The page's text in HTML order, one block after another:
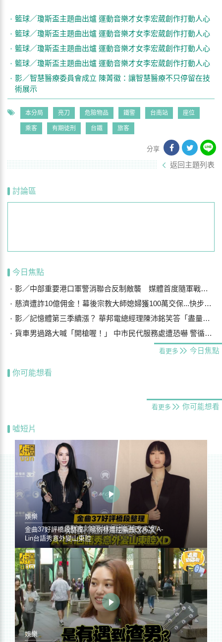
籃球／瓊斯盃主題曲出爐 運動音樂才女李宏葳創作打動人心
籃球／瓊斯盃主題曲出爐 運動音樂才女李宏葳創作打動人心
籃球／瓊斯盃主題曲出爐 運動音樂才女李宏葳創作打動人心
籃球／瓊斯盃主題曲出爐 運動音樂才女李宏葳創作打動人心
影／智慧醫療委員會成立 陳菁徽：讓智慧醫療不只停留在技
術展示
本分局 亮刀 危險物品 鐵警 台南站 座位
乘客 有期徒刑 台鐵 旅客
分享
返回主題列表
討論區
今日焦點
影／中部重要港口軍警消聯合反制敵襲 媒體首度隨軍戰鬥演練
慈濟遭詐10億佣金！幕後宗教大師媳婦獲100萬交保...快步奔離不發一語
影／記憶體第三季續漲？ 華邦電總經理陳沛銘笑答「盡量不要漲太多」
貨車男過路大喊「開槍喔！」 中市民代服務處遭恐嚇 警循線追緝
看更多 今日焦點
你可能想看
看更多 你可能想看
噓短片
娛樂
金曲37好評橋段整理／蔡依林遭控編曲改36次 A-
Lin台語秀意外變山東腔
娛樂